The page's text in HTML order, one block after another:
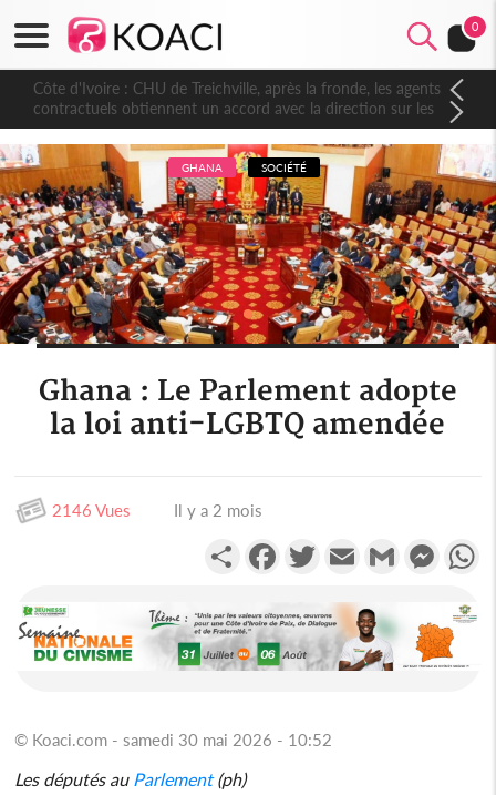
0
Côte d'Ivoire : CHU de Treichville, après la fronde, les agents
contractuels obtiennent un accord avec la direction sur les
arriérés du SMIG 2023
GHANA SOCIÉTÉ
Ghana : Le Parlement adopte
la loi anti-LGBTQ amendée
2146 Vues Il y a 2 mois
PartagerFacebookTwitterEmail Gmail
© Koaci.com - samedi 30 mai 2026 - 10:52
Les députés auParlement(ph)